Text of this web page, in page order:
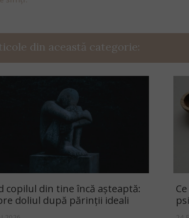
din această categorie:
copilul din tine încă așteaptă:
doliul după părinții ideali